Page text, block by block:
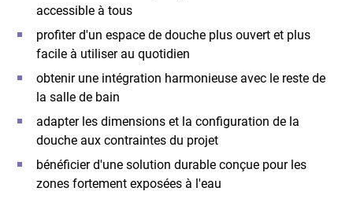
accessible à tous
profiter d'un espace de douche plus ouvert et plus
facile à utiliser au quotidien
obtenir une intégration harmonieuse avec le reste de
la salle de bain
adapter les dimensions et la configuration de la
douche aux contraintes du projet
bénéficier d'une solution durable conçue pour les
zones fortement exposées à l'eau